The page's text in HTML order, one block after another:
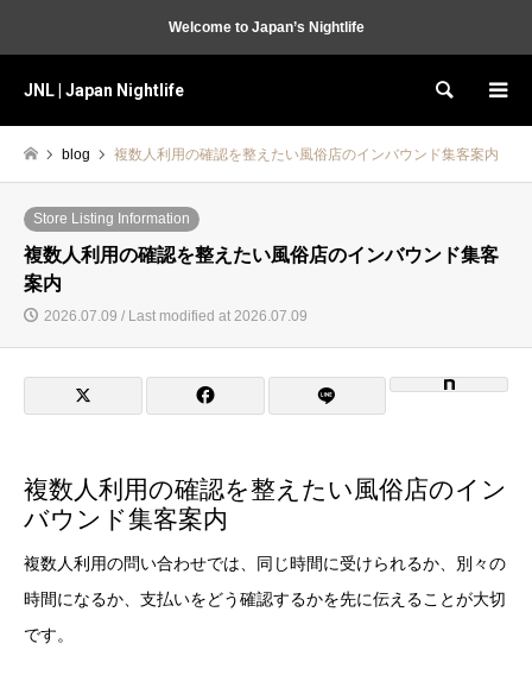
Welcome to Japan’s Nightlife
JNL | Japan Nightlife Search
blog 複数人利用の確認を整えたい風俗店のインバウンド集客案内
Store Listing Information
複数人利用の確認を整えたい風俗店のインバウンド集客
案内
2026.07.09 / Last modified at 2026.07.09
複数人利用の確認を整えたい風俗店のイン
バウンド集客案内
複数人利用の問い合わせでは、同じ時間に受けられるか、別々の
時間になるか、支払いをどう確認するかを先に伝えることが大切
です。